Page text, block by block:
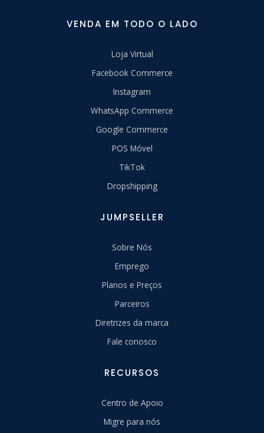
VENDA EM TODO O LADO
Loja Virtual
Facebook Commerce
Instagram
WhatsApp Commerce
Google Commerce
POS Móvel
TikTok
Dropshipping
JUMPSELLER
Sobre Nós
Emprego
Planos e Preços
Parceiros
Diretrizes da marca
Fale conosco
RECURSOS
Centro de Apoio
Migre para nós